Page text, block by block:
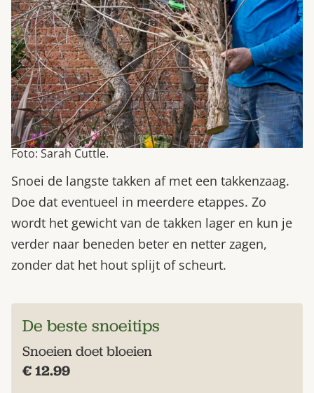
Foto: Sarah Cuttle.
Snoei de langste takken af met een takkenzaag.
Doe dat eventueel in meerdere etappes. Zo
wordt het gewicht van de takken lager en kun je
verder naar beneden beter en netter zagen,
zonder dat het hout splijt of scheurt.
De beste snoeitips
Snoeien doet bloeien
€ 12.99